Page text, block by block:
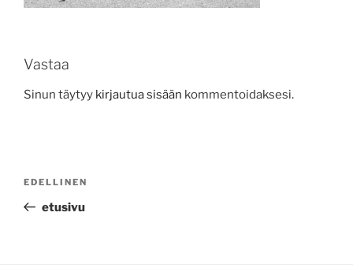
Vastaa
Sinun täytyy kirjautua sisään kommentoidaksesi.
Edellinen
artikkeli
EDELLINEN
etusivu